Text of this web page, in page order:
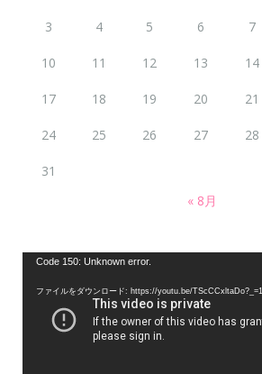
3 4 5 6 7
10 11 12 13 14
17 18 19 20 21
24 25 26 27 28
31
« 8月
Code 150: Unknown error.
ファイルをダウンロード: https://youtu.be/TScCCxltaDo?_=1